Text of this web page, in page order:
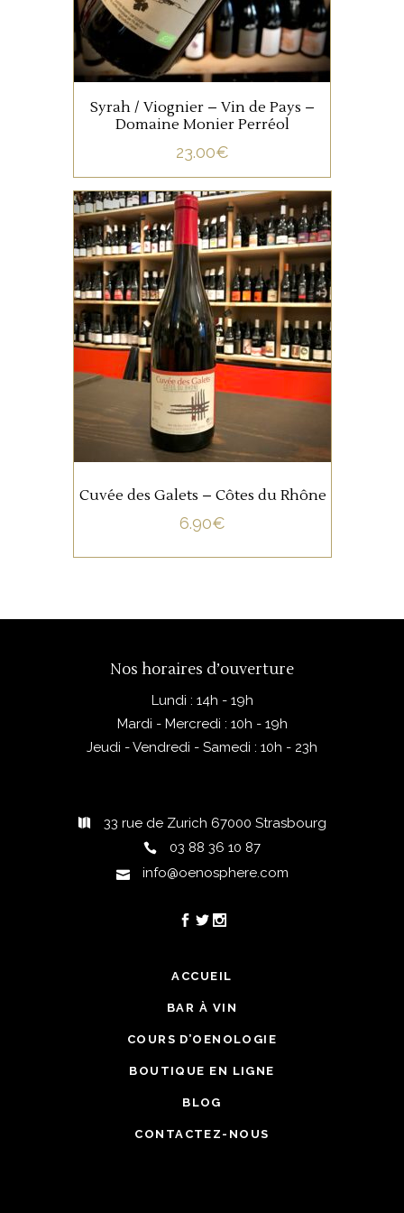
AJOUTER AU PANIER
Syrah / Viognier – Vin de Pays –
Domaine Monier Perréol
23.00€
VALLÉE DU RHÔNE
AOC Côtes du Rhône, la
cuvée des Galets est non
filtré, un vin souple à servir
sur des volailles du fromage,
et de la charcuterie
AJOUTER AU PANIER
Cuvée des Galets – Côtes du Rhône
6.90€
Nos horaires d’ouverture
Lundi : 14h - 19h
Mardi - Mercredi : 10h - 19h
Jeudi - Vendredi - Samedi : 10h - 23h
33 rue de Zurich 67000 Strasbourg
03 88 36 10 87
info@oenosphere.com
ACCUEIL
BAR À VIN
COURS D’OENOLOGIE
BOUTIQUE EN LIGNE
BLOG
CONTACTEZ-NOUS